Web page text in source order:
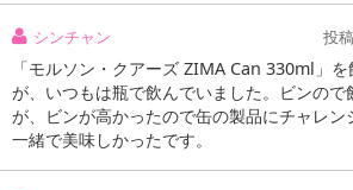
本商品は沖縄・離島へのお届けはできません
い。
シンチャン 投
「モルソン・クアーズ ZIMA Can 330ml」
が、いつもは瓶で飲んでいました。ビンので
が、ビンが高かったので缶の製品にチャレン
一緒で美味しかったです。